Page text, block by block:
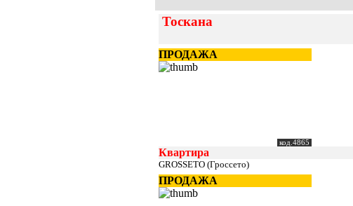
Тоскана
ПРОДАЖА
код.4865
Квартира
GROSSETO (Гроссето)
ПРОДАЖА